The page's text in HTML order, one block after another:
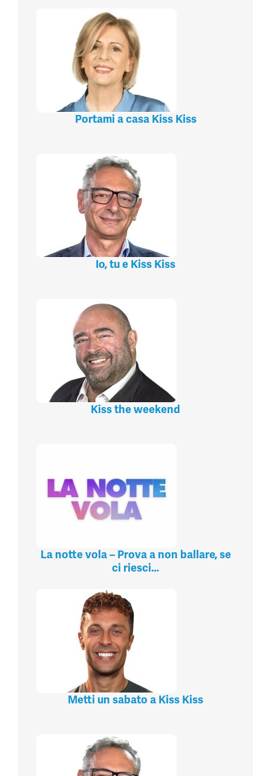
Portami a casa Kiss Kiss
Io, tu e Kiss Kiss
Kiss the weekend
La notte vola – Prova a non ballare, se
ci riesci…
Metti un sabato a Kiss Kiss